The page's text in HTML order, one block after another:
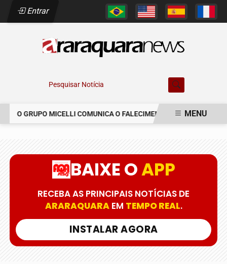
Entrar
Pesquisar Notícia
O GRUPO MICELLI COMUNICA O FALECIMENTO DO SR. MARCELO
MENU
BAIXE OAPP
RECEBA AS PRINCIPAIS NOTÍCIAS DE
ARARAQUARAEM TEMPO REAL.
INSTALAR AGORA